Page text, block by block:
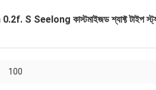
Seelong কাস্টমাইজড শ্যাফ্ট টাইপ
100